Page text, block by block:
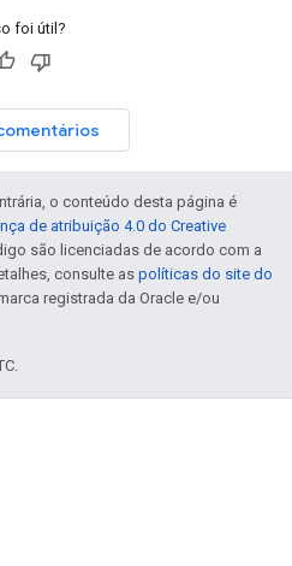
foi útil?
o conteúdo desta página é
de atribuição 4.0 do Creative
são licenciadas de acordo com a
consulte as políticas do site do
registrada da Oracle e/ou